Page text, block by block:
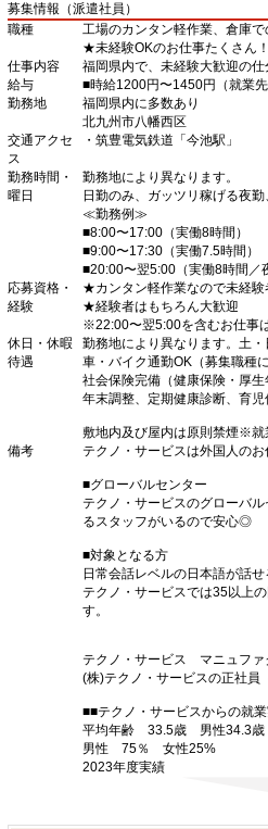
募集情報（派遣社員）
職種
工場のカンタン軽作業、倉庫
★未経験OKのお仕事たくさん！
仕事内容
福岡県内で、未経験大歓迎の
給与
■時給1200円〜1450円（就業
勤務地
福岡県内に多数あり
北九州市八幡西区
交通アクセ
ス
・筑豊電気鉄道「今池駅」
勤務時間・
曜日
勤務地により異なります。
日勤のみ、ガッツリ稼げる夜
≪勤務例≫
■8:00〜17:00（実働8時間）
■9:00〜17:30（実働7.5時間）
■20:00〜翌5:00（実働8時間／
応募資格・
経験
★カンタン軽作業なので未経験
★経験者はもちろん大歓迎
※22:00〜翌5:00を含むお仕事
休日・休暇
勤務地により異なります。土
待遇
車・バイク通勤OK（募集職種
社会保険完備（健康保険・厚
年末調整、定期健康診断、育
敷地内及び屋内は原則禁煙※就
備考
テクノ・サービスは外国人のお
■グローバルセンター
テクノ・サービスのグローバ
るスタッフがいるので安心◎
■対象となる方
日常会話レベルの日本語が話せ
テクノ・サービスでは35以上
す。
テクノ・サービス マニュフ
(株)テクノ・サービスの正社員
■■テクノ・サービスからの就
平均年齢 33.5歳 男性34.3
男性 75％ 女性25%
2023年度実績